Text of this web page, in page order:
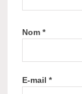
Nom*
E-mail*